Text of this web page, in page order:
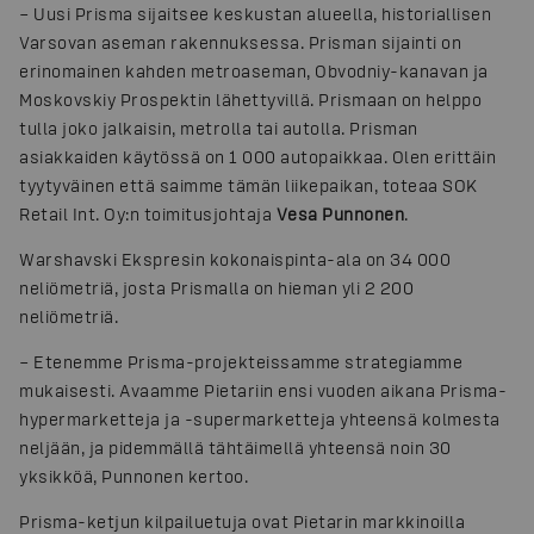
– Uusi Prisma sijaitsee keskustan alueella, historiallisen
Varsovan aseman rakennuksessa. Prisman sijainti on
erinomainen kahden metroaseman, Obvodniy-kanavan ja
Moskovskiy Prospektin lähettyvillä. Prismaan on helppo
tulla joko jalkaisin, metrolla tai autolla. Prisman
asiakkaiden käytössä on 1 000 autopaikkaa. Olen erittäin
tyytyväinen että saimme tämän liikepaikan, toteaa SOK
Retail Int. Oy:n toimitusjohtaja Vesa Punnonen.
Warshavski Ekspresin kokonaispinta-ala on 34 000
neliömetriä, josta Prismalla on hieman yli 2 200
neliömetriä.
– Etenemme Prisma-projekteissamme strategiamme
mukaisesti. Avaamme Pietariin ensi vuoden aikana Prisma-
hypermarketteja ja -supermarketteja yhteensä kolmesta
neljään, ja pidemmällä tähtäimellä yhteensä noin 30
yksikköä, Punnonen kertoo.
Prisma-ketjun kilpailuetuja ovat Pietarin markkinoilla